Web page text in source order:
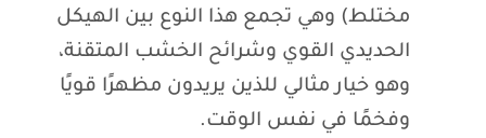
مختلط) وهي تجمع هذا النوع بين الهيكل
الحديدي القوي وشرائح الخشب المتقنة،
وهو خيار مثالي للذين يريدون مظهرًا قويًا
وفخمًا في نفس الوقت.